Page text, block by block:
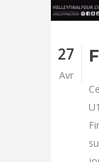
27
Avr